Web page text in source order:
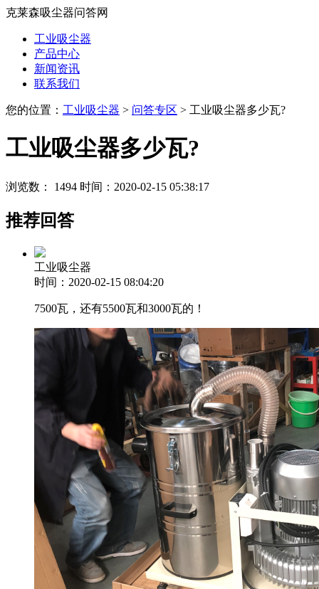
克莱森吸尘器问答网
工业吸尘器
产品中心
新闻资讯
联系我们
您的位置： 工业吸尘器 > 问答专区 > 工业吸尘器多少瓦?
工业吸尘器多少瓦?
浏览数： 1494 时间：2020-02-15 05:38:17
推荐回答
工业吸尘器
时间：2020-02-15 08:04:20
7500瓦，还有5500瓦和3000瓦的！